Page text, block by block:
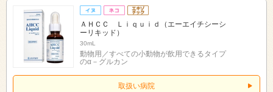
ＡＨＣＣ Ｌｉｑｕｉｄ（エーエイチシーシ
ーリキッド）
30mL
動物用／すべての小動物が飲用できるタイプ
のα－グルカン
取扱い病院